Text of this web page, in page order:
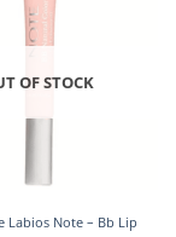
OF STOCK
Labios Note – Bb Lip